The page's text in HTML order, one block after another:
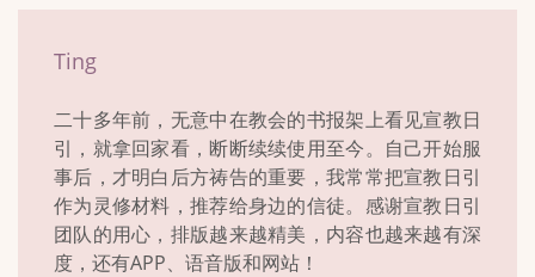
Ting
二十多年前，无意中在教会的书报架上看见宣教日
引，就拿回家看，断断续续使用至今。自己开始服
事后，才明白后方祷告的重要，我常常把宣教日引
作为灵修材料，推荐给身边的信徒。感谢宣教日引
团队的用心，排版越来越精美，内容也越来越有深
度，还有APP、语音版和网站！